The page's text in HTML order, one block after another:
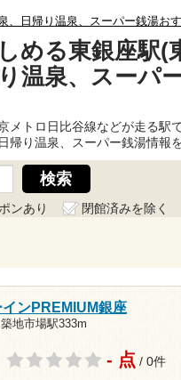
、日帰り温泉、スーパー銭湯お
める東銀座駅(
温泉、スーパ
メトロ日比谷線などが走る駅
帰り温泉、スーパー銭湯情報
ンあり
閉館済みを除く
ンPREMIUM銀座
築地市場駅333m
- 点 / 0件